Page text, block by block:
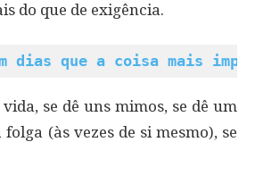
do que de exigência.
dias que a coisa mais
se dê uns mimos, se dê um
(às vezes de si mesmo), se